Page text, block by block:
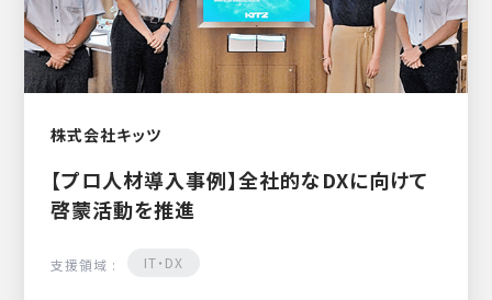
株式会社キッツ
【プロ人材導入事例】全社的なDXに向けて
啓蒙活動を推進
支援領域 : IT・DX